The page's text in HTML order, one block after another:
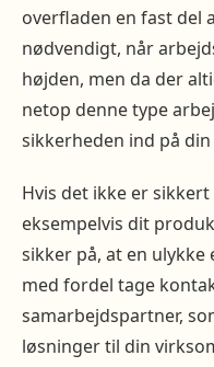
overfladen en fast del
nødvendigt, når
højden, men da der
netop denne type
sikkerheden ind på
Hvis det ikke er
eksempelvis dit
sikker på, at en
med fordel tage
samarbejdspartner,
løsninger til din